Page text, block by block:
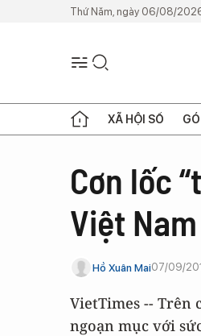
Thứ Năm, ngày 06/08/
XÃ HỘI SỐ
Cơn lốc
Việt Nam
Hồ Xuân Mai07/09/
VietTimes -- Trên
ngoạn mục với